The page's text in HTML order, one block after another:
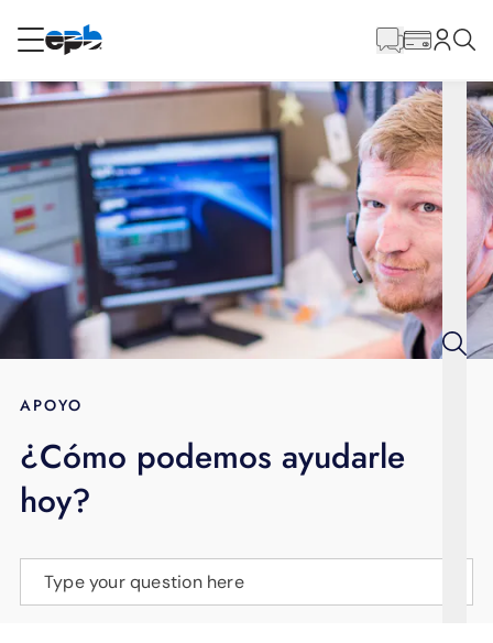
RESIDENCIAL
Internet
Energía
Televisión
BLOG
APOYO
principal
APOYO
¿Cómo podemos ayudarle
hoy?
Type your question here